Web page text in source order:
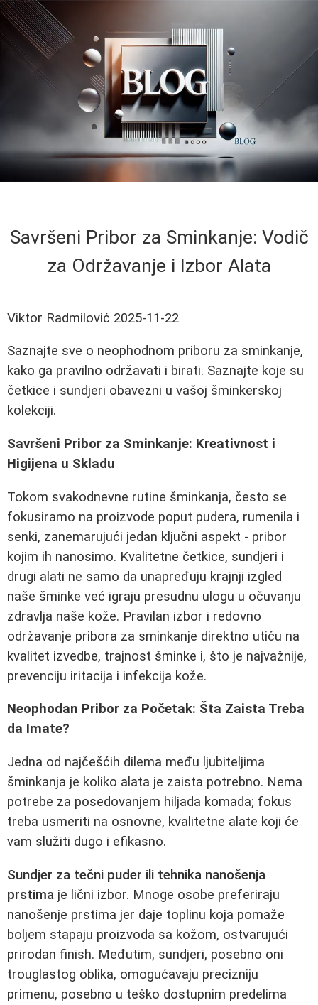
Savršeni Pribor za Sminkanje: Vodič
za Održavanje i Izbor Alata
Viktor Radmilović 2025-11-22
Saznajte sve o neophodnom priboru za sminkanje,
kako ga pravilno održavati i birati. Saznajte koje su
četkice i sundjeri obavezni u vašoj šminkerskoj
kolekciji.
Savršeni Pribor za Sminkanje: Kreativnost i
Higijena u Skladu
Tokom svakodnevne rutine šminkanja, često se
fokusiramo na proizvode poput pudera, rumenila i
senki, zanemarujući jedan ključni aspekt - pribor
kojim ih nanosimo. Kvalitetne četkice, sundjeri i
drugi alati ne samo da unapređuju krajnji izgled
naše šminke već igraju presudnu ulogu u očuvanju
zdravlja naše kože. Pravilan izbor i redovno
održavanje pribora za sminkanje direktno utiču na
kvalitet izvedbe, trajnost šminke i, što je najvažnije,
prevenciju iritacija i infekcija kože.
Neophodan Pribor za Početak: Šta Zaista Treba
da Imate?
Jedna od najčešćih dilema među ljubiteljima
šminkanja je koliko alata je zaista potrebno. Nema
potrebe za posedovanjem hiljada komada; fokus
treba usmeriti na osnovne, kvalitetne alate koji će
vam služiti dugo i efikasno.
Sundjer za tečni puder ili tehnika nanošenja
prstima je lični izbor. Mnoge osobe preferiraju
nanošenje prstima jer daje toplinu koja pomaže
boljem stapaju proizvoda sa kožom, ostvarujući
prirodan finish. Međutim, sundjeri, posebno oni
trouglastog oblika, omogućavaju precizniju
primenu, posebno u teško dostupnim predelima